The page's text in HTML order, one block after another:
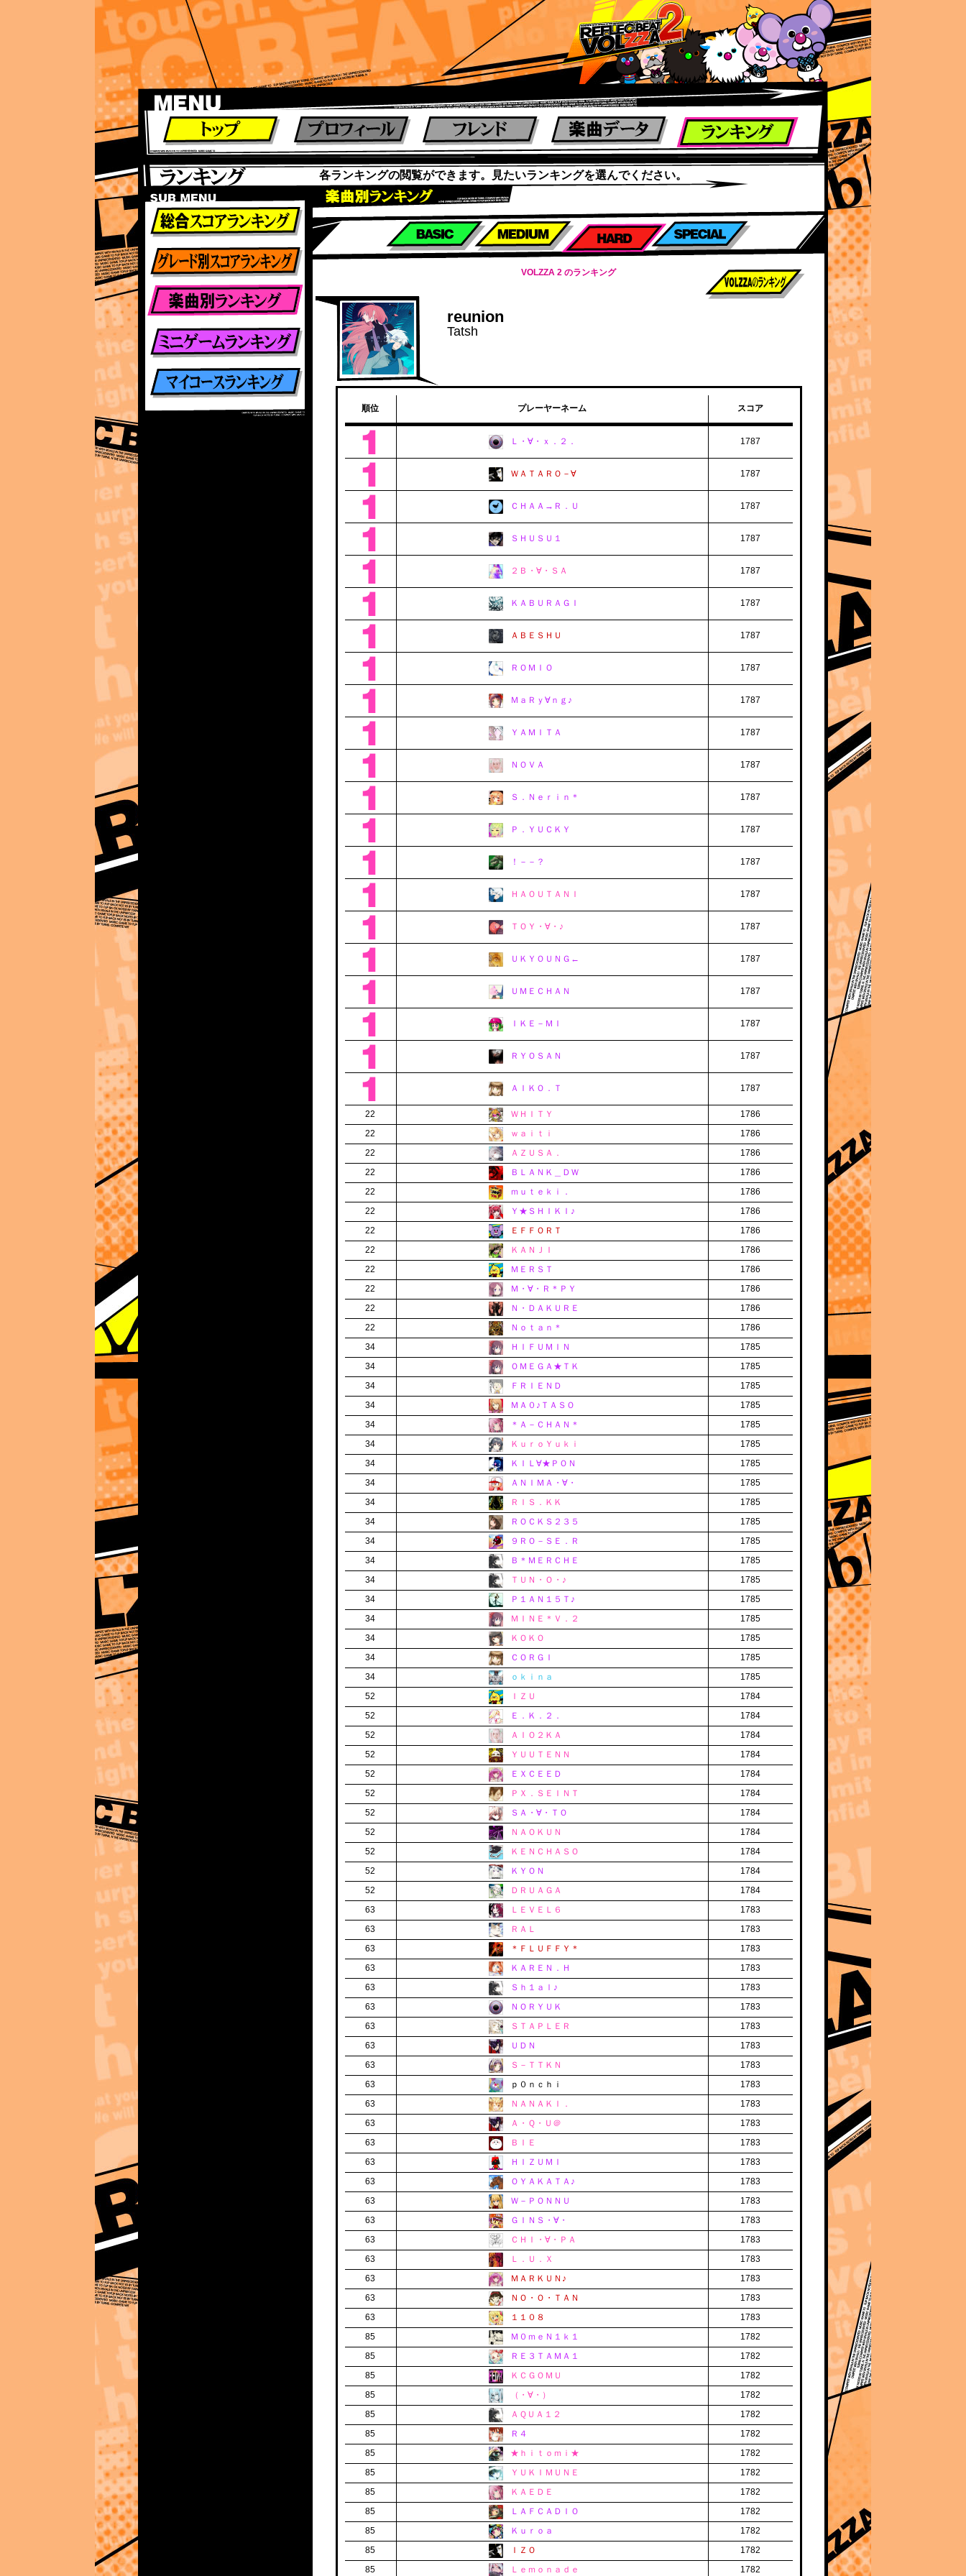
ランキング
各ランキングの閲覧ができます。見たいランキングを選んでください。
ランキング
グレード別ランキング
楽曲別スコアランキング
VOLZZA 2 のランキング
reunion
Tatsh
順位 プレーヤーネーム スコア
Ｌ・∀・ｘ．２． 1787
ＷＡＴＡＲＯ－∀ 1787
ＣＨＡＡ→Ｒ．Ｕ 1787
ＳＨＵＳＵ１ 1787
２Ｂ・∀・ＳＡ 1787
ＫＡＢＵＲＡＧＩ 1787
ＡＢＥＳＨＵ 1787
ＲＯＭＩＯ 1787
ＭａＲｙ∀ｎｇ♪ 1787
ＹＡＭＩＴＡ 1787
ＮＯＶＡ 1787
Ｓ．Ｎｅｒｉｎ＊ 1787
Ｐ．ＹＵＣＫＹ 1787
！－－？ 1787
ＨＡＯＵＴＡＮＩ 1787
ＴＯＹ・∀・♪ 1787
ＵＫＹＯＵＮＧ← 1787
ＵＭＥＣＨＡＮ 1787
ＩＫＥ－ＭＩ 1787
ＲＹＯＳＡＮ 1787
ＡＩＫＯ．Ｔ 1787
22 ＷＨＩＴＹ
1786
22
ｗａｉｔｉ
1786
22
ＡＺＵＳＡ．
1786
22
ＢＬＡＮＫ＿ＤＷ
1786
22
ｍｕｔｅｋｉ．
1786
22
Ｙ★ＳＨＩＫＩ♪
1786
22
ＥＦＦＯＲＴ
1786
22
ＫＡＮＪＩ
1786
22
ＭＥＲＳＴ
1786
22
Ｍ・∀・Ｒ＊ＰＹ
1786
22
Ｎ・ＤＡＫＵＲＥ
1786
22
Ｎｏｔａｎ＊
1786
34
ＨＩＦＵＭＩＮ
1785
34
ＯＭＥＧＡ★ＴＫ
1785
34
ＦＲＩＥＮＤ
1785
34
ＭＡ０♪ＴＡＳＯ
1785
34
＊Ａ－ＣＨＡＮ＊
1785
34
ＫｕｒｏＹｕｋｉ
1785
34
ＫＩＬ∀★ＰＯＮ
1785
34
ＡＮＩＭＡ・∀・
1785
34
ＲＩＳ．ＫＫ
1785
34
ＲＯＣＫＳ２３５
1785
34
９ＲＯ－ＳＥ．Ｒ
1785
34
Ｂ＊ＭＥＲＣＨＥ
1785
34
ＴＵＮ・Ｏ・♪
1785
34
Ｐ１ＡＮ１５Ｔ♪
1785
34
ＭＩＮＥ＊Ｖ．２
1785
34
ＫＯＫＯ
1785
34
ＣＯＲＧＩ
1785
34
ｏｋｉｎａ
1785
52
ＩＺＵ
1784
52
Ｅ．Ｋ．２．
1784
52
ＡＩＯ２ＫＡ
1784
52
ＹＵＵＴＥＮＮ
1784
52
ＥＸＣＥＥＤ
1784
52
ＰＸ．ＳＥＩＮＴ
1784
52
ＳＡ・∀・ＴＯ
1784
52
ＮＡＯＫＵＮ
1784
52
ＫＥＮＣＨＡＳＯ
1784
52
ＫＹＯＮ
1784
52
ＤＲＵＡＧＡ
1784
63
ＬＥＶＥＬ６
1783
63
ＲＡＬ
1783
63
＊ＦＬＵＦＦＹ＊
1783
63
ＫＡＲＥＮ．Ｈ
1783
63
Ｓｈ１ａｌ♪
1783
63
ＮＯＲＹＵＫ
1783
63
ＳＴＡＰＬＥＲ
1783
63
ＵＤＮ
1783
63
Ｓ－ＴＴＫＮ
1783
63
ｐ０ｎｃｈｉ
1783
63
ＮＡＮＡＫＩ．
1783
63
Ａ・Ｑ・Ｕ＠
1783
63
ＢＩＥ
1783
63
ＨＩＺＵＭＩ
1783
63
ＯＹＡＫＡＴＡ♪
1783
63
Ｗ－ＰＯＮＮＵ
1783
63
ＧＩＮＳ・∀・
1783
63
ＣＨＩ・∀・ＰＡ
1783
63
Ｌ．Ｕ．Ｘ
1783
63
ＭＡＲＫＵＮ♪
1783
63
ＮＯ・Ｏ・ＴＡＮ
1783
63
１１０８
1783
85
Ｍ０ｍｅＮ１ｋ１
1782
85
ＲＥ３ＴＡＭＡ１
1782
85
ＫＣＧＯＭＵ
1782
85
（・∀・）
1782
85
ＡＱＵＡ１２
1782
85
Ｒ４
1782
85
★ｈｉｔｏｍｉ★
1782
85
ＹＵＫＩＭＵＮＥ
1782
85
ＫＡＥＤＥ
1782
85
ＬＡＦＣＡＤＩＯ
1782
85
Ｋｕｒｏａ
1782
85
ＩＺＯ
1782
85
Ｌｅｍｏｎａｄｅ 1782